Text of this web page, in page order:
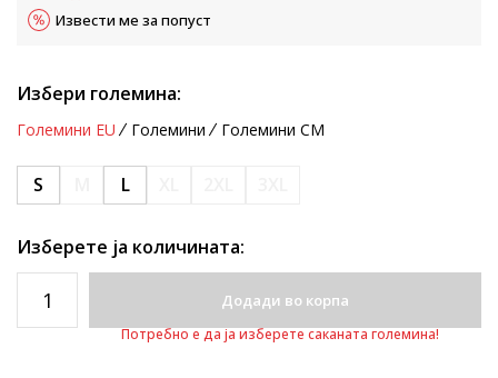
Извести ме за попуст
Избери големина:
Големини EU Големини Големини CM
S L
Изберете ја количината:
Додади во корпа
Потребно е да ја изберете саканата големина!